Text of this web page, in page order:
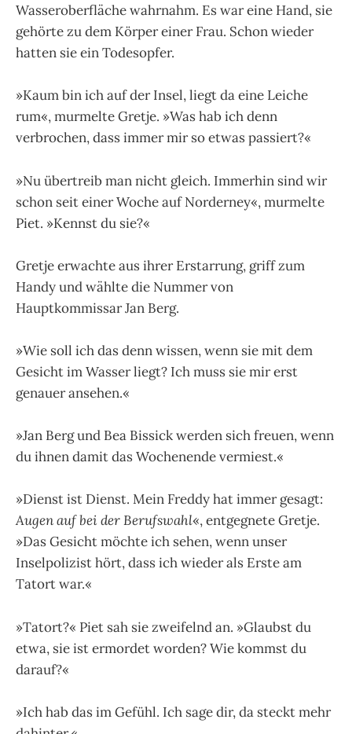
Wasseroberfläche wahrnahm. Es war eine Hand, sie
gehörte zu dem Körper einer Frau. Schon wieder
hatten sie ein Todesopfer.
»Kaum bin ich auf der Insel, liegt da eine Leiche
rum«, murmel­te Gretje. »Was hab ich denn
verbrochen, dass immer mir so etwas passiert?«
»Nu übertreib man nicht gleich. Immerhin sind wir
schon seit einer Woche auf Norderney«, murmelte
Piet. »Kennst du sie?«
Gretje erwachte aus ihrer Erstarrung, griff zum
Handy und wählte die Nummer von
Hauptkommissar Jan Berg.
»Wie soll ich das denn wissen, wenn sie mit dem
Gesicht im Wasser liegt? Ich muss sie mir erst
genauer ansehen.«
»Jan Berg und Bea Bissick werden sich freuen, wenn
du ihnen damit das Wochenende vermiest.«
»Dienst ist Dienst. Mein Freddy hat immer gesagt:
Augen auf bei der Berufswahl«, entgegnete Gretje.
»Das Gesicht möchte ich sehen, wenn unser
Inselpolizist hört, dass ich wieder als Erste am
Tatort war.«
»Tatort?« Piet sah sie zweifelnd an. »Glaubst du
etwa, sie ist ermordet worden? Wie kommst du
darauf?«
»Ich hab das im Gefühl. Ich sage dir, da steckt mehr